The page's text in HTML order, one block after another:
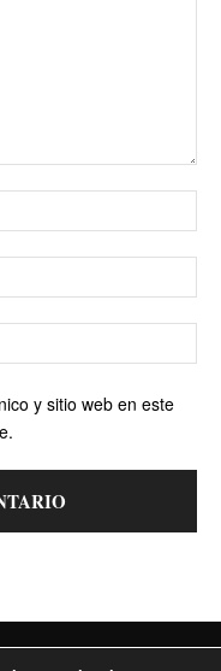
y sitio web en este